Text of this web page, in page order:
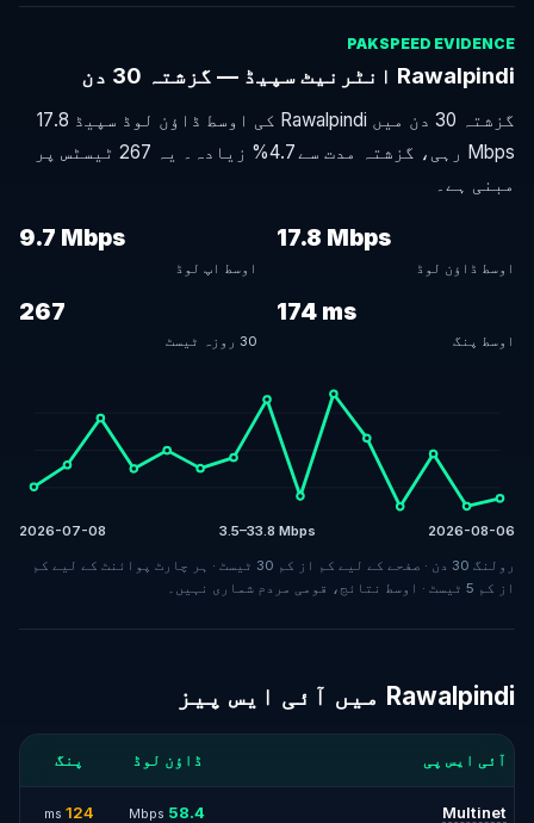
PAKSPEED EVIDENCE
Rawalpindi انٹرنیٹ سپیڈ — گزشتہ 30 دن
گزشتہ 30 دن میں Rawalpindi کی اوسط ڈاؤن لوڈ سپیڈ 17.8
Mbps رہی، گزشتہ مدت سے 4.7% زیادہ۔ یہ 267 ٹیسٹس پر
مبنی ہے۔
17.8 Mbps
اوسط ڈاؤن لوڈ
9.7 Mbps
اوسط اپ لوڈ
174 ms
اوسط پنگ
267
30 روزہ ٹیسٹ
2026-07-08 3.5–33.8 Mbps 2026-08-06
رولنگ 30 دن · صفحے کے لیے کم از کم 30 ٹیسٹ · ہر چارٹ پوائنٹ کے لیے کم
از کم 5 ٹیسٹ · اوسط نتائج، قومی مردم شماری نہیں۔
Rawalpindi میں آئی ایس پیز
آئی ایس پی ڈاؤن لوڈ پنگ
Multinet
58.4
Mbps
124
ms